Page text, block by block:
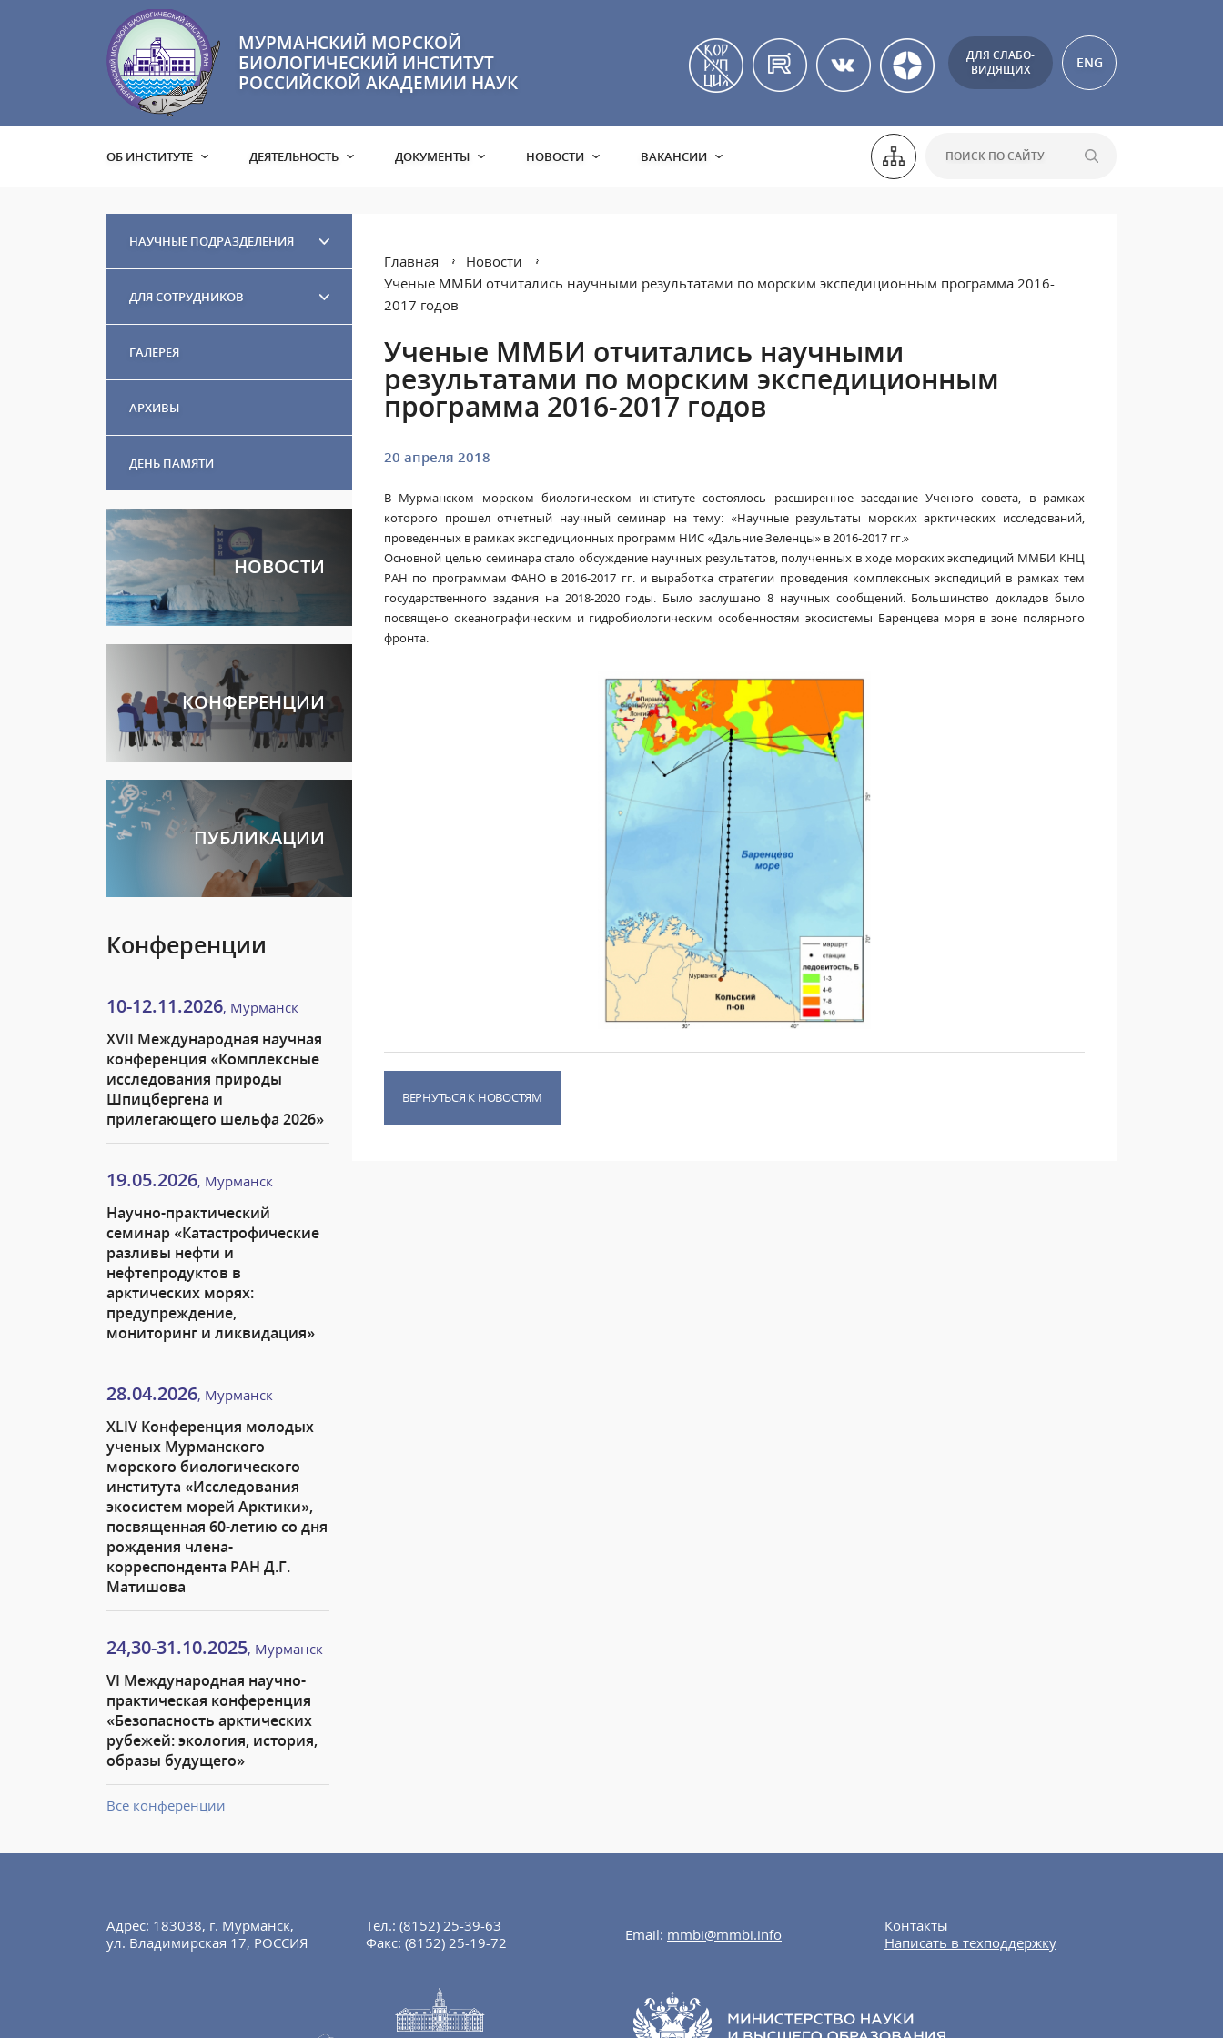
МУРМАНСКИЙ МОРСКОЙ
БИОЛОГИЧЕСКИЙ ИНСТИТУТ
РОССИЙСКОЙ АКАДЕМИИ НАУК
ДЛЯ СЛАБО-
ВИДЯЩИХ
ENG
ОБ ИНСТИТУТЕ ДЕЯТЕЛЬНОСТЬ ДОКУМЕНТЫ НОВОСТИ ВАКАНСИИ
НАУЧНЫЕ ПОДРАЗДЕЛЕНИЯ
ДЛЯ СОТРУДНИКОВ
ГАЛЕРЕЯ
АРХИВЫ
ДЕНЬ ПАМЯТИ
НОВОСТИ
КОНФЕРЕНЦИИ
ПУБЛИКАЦИИ
Конференции
10-12.11.2026, Мурманск
XVII Международная научная
конференция «Комплексные
исследования природы
Шпицбергена и
прилегающего шельфа 2026»
19.05.2026, Мурманск
Научно-практический
семинар «Катастрофические
разливы нефти и
нефтепродуктов в
арктических морях:
предупреждение,
мониторинг и ликвидация»
28.04.2026, Мурманск
XLIV Конференция молодых
ученых Мурманского
морского биологического
института «Исследования
экосистем морей Арктики»,
посвященная 60-летию со дня
рождения члена-
корреспондента РАН Д.Г.
Матишова
24,30-31.10.2025, Мурманск
VI Международная научно-
практическая конференция
«Безопасность арктических
рубежей: экология, история,
образы будущего»
Все конференции
Главная
Новости
Ученые ММБИ отчитались научными результатами по морским экспедиционным программа 2016-
2017 годов
Ученые ММБИ отчитались научными
результатами по морским экспедиционным
программа 2016-2017 годов
20 апреля 2018
В Мурманском морском биологическом институте состоялось расширенное заседание Ученого совета, в рамках
которого прошел отчетный научный семинар на тему: «Научные результаты морских арктических исследований,
проведенных в рамках экспедиционных программ НИС «Дальние Зеленцы» в 2016-2017 гг.»
Основной целью семинара стало обсуждение научных результатов, полученных в ходе морских экспедиций ММБИ КНЦ
РАН по программам ФАНО в 2016-2017 гг. и выработка стратегии проведения комплексных экспедиций в рамках тем
государственного задания на 2018-2020 годы. Было заслушано 8 научных сообщений. Большинство докладов было
посвящено океанографическим и гидробиологическим особенностям экосистемы Баренцева моря в зоне полярного
фронта.
ВЕРНУТЬСЯ К НОВОСТЯМ
Адрес: 183038, г. Мурманск,
ул. Владимирская 17, РОССИЯ
Тел.: (8152) 25-39-63
Факс: (8152) 25-19-72 Email: mmbi@mmbi.info
Контакты
Написать в техподдержку